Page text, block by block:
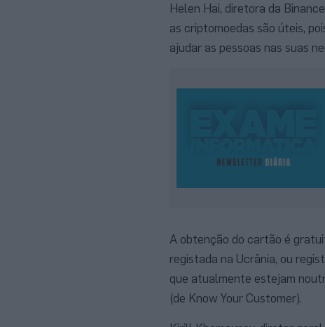
Helen Hai, diretora da
as criptomoedas são úteis,
ajudar as pessoas nas suas
A obtenção do cartão é
registada na Ucrânia, ou
que atualmente estejam
(de Know Your Customer).